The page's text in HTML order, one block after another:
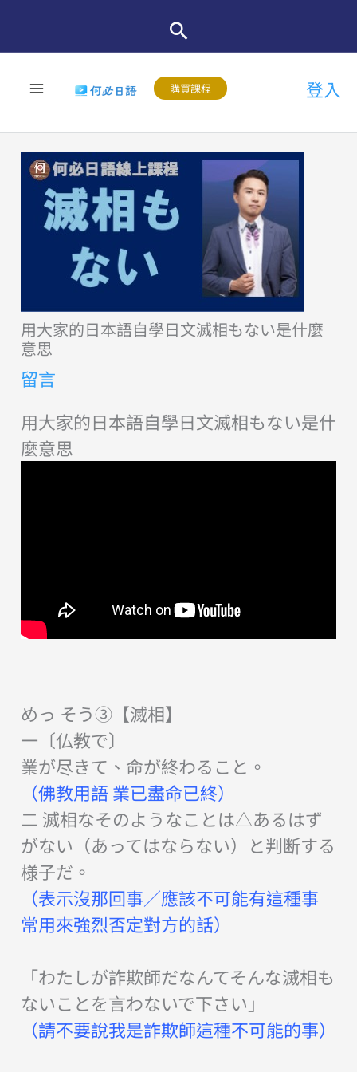
購買課程 登入
用大家的日本語自學日文滅相もない是什麼
意思
留言
用大家的日本語自學日文滅相もない是什
麼意思
めっ そう③【滅相】
一 〔仏教で〕
業が尽きて、命が終わること。
（佛教用語 業已盡命已終）
二 滅相なそのようなことは△あるはず
がない （あってはならない） と判断する
様子だ。
（表示沒那回事／應該不可能有這種事
常用來強烈否定對方的話）
「わたしが詐欺師だなんてそんな滅相も
ないことを言わないで下さい 」
（請不要說我是詐欺師這種不可能的事）